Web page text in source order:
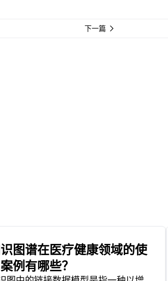
下一篇
图谱在医疗健康领域的使
例有哪些？